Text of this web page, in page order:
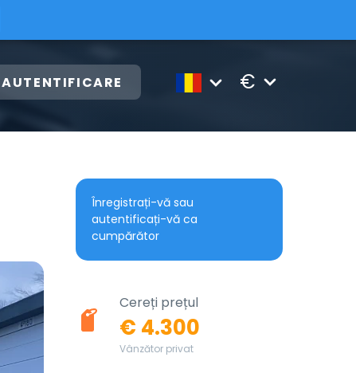
AUTENTIFICARE €
Înregistrați-vă sau
autentificați-vă ca
cumpărător
Cereți prețul
€ 4.300
Vânzător privat